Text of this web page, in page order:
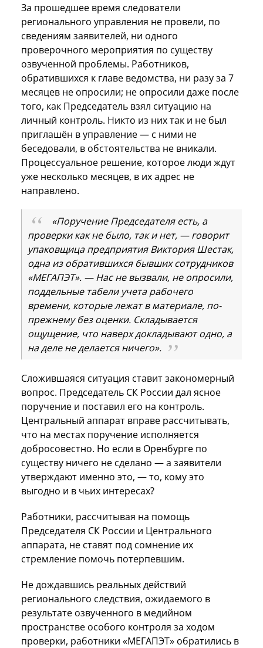
За прошедшее время следователи
регионального управления не провели, по
сведениям заявителей, ни одного
проверочного мероприятия по существу
озвученной проблемы. Работников,
обратившихся к главе ведомства, ни разу за 7
месяцев не опросили; не опросили даже после
того, как Председатель взял ситуацию на
личный контроль. Никто из них так и не был
приглашён в управление — с ними не
беседовали, в обстоятельства не вникали.
Процессуальное решение, которое люди ждут
уже несколько месяцев, в их адрес не
направлено.
«Поручение Председателя есть, а
проверки как не было, так и нет, — говорит
упаковщица предприятия Виктория Шестак,
одна из обратившихся бывших сотрудников
«МЕГАПЭТ». — Нас не вызвали, не опросили,
поддельные табели учета рабочего
времени, которые лежат в материале, по-
прежнему без оценки. Складывается
ощущение, что наверх докладывают одно, а
на деле не делается ничего».
Сложившаяся ситуация ставит закономерный
вопрос. Председатель СК России дал ясное
поручение и поставил его на контроль.
Центральный аппарат вправе рассчитывать,
что на местах поручение исполняется
добросовестно. Но если в Оренбурге по
существу ничего не сделано — а заявители
утверждают именно это, — то, кому это
выгодно и в чьих интересах?
Работники, рассчитывая на помощь
Председателя СК России и Центрального
аппарата, не ставят под сомнение их
стремление помочь потерпевшим.
Не дождавшись реальных действий
регионального следствия, ожидаемого в
результате озвученного в медийном
пространстве особого контроля за ходом
проверки, работники «МЕГАПЭТ» обратились в